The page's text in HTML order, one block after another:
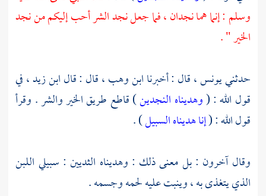
وسلم : إنما هما نجدان ، فما جعل نجد الشر أحب إليكم من نجد
الخير " .
حدثنييونس ،قال : أخبرناابن وهب ،قال : قالابن زيد ،في
قول الله : (وهديناه النجدين) قاطع طريق الخير والشر . وقرأ
قول الله : (إنا هديناه السبيل) .
وقال آخرون : بل معنى ذلك : وهديناه الثديين : سبيلي اللبن
الذي يتغذى به ، وينبت عليه لحمه وجسمه .